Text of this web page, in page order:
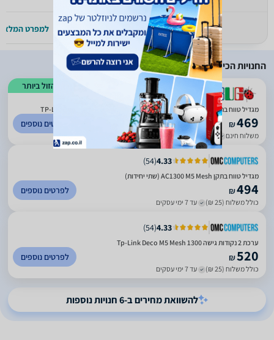
למפרט המלא >> למפרט המלא
החנויות הכי זולות
הזול ביותר
2.59
(
658
)
מגדיל טווח בתקן AC1300 M5 Mesh (שתי יחידות) טי פי-לינק - TP-Link TP-Link
₪469
משלוח חינם עד 6 ימי עסקים
לפרטים נוספים
4.33
(
54
)
מגדיל טווח בתקן AC1300 M5 Mesh (שתי יחידות)
₪494
כולל משלוח (25 ₪) עד 7 ימי עסקים
לפרטים נוספים
4.33
(
54
)
ערכת 2 נקודות גישה Tp-Link Deco M5 Mesh 1300
₪520
כולל משלוח (25 ₪) עד 7 ימי עסקים
לפרטים נוספים
להשוואת מחירים ב-6 חנויות נוספות